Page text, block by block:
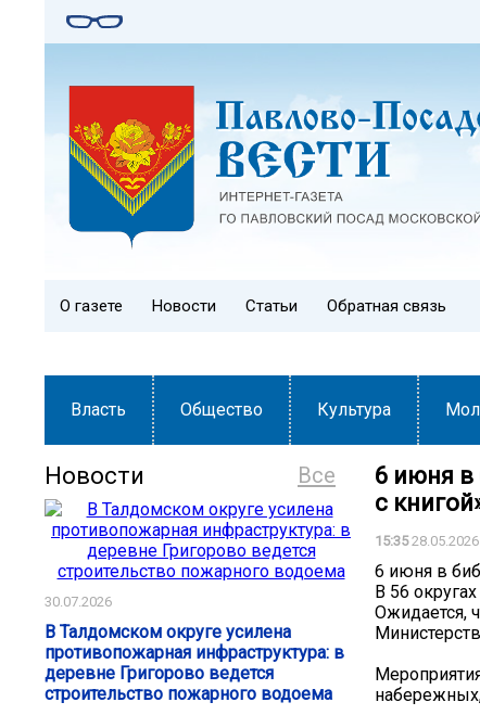
О газете Новости Статьи Обратная связь
Власть Общество Культура
Все
Новости
30.07.2026
В Талдомском округе усилена
противопожарная инфраструктура: в
деревне Григорово ведется
строительство пожарного водоема
6 июня в
с
15:3528.05.2026
6 июня в
В 56
Ожидается,